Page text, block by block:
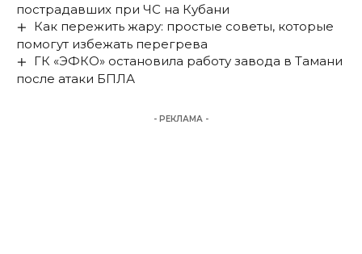
пострадавших при ЧС на Кубани
Как пережить жару: простые советы, которые
помогут избежать перегрева
ГК «ЭФКО» остановила работу завода в Тамани
после атаки БПЛА
- РЕКЛАМА -